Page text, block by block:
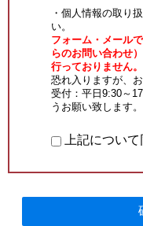
・個人情報の取り
い。
フォーム・メール
らのお問い合わせ
行っておりません。
恐れ入りますが、
受付：平日9:30～
うお願い致します。
上記につい